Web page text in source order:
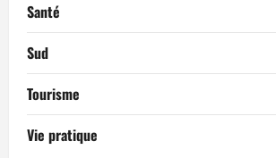
Santé
Sud
Tourisme
Vie pratique